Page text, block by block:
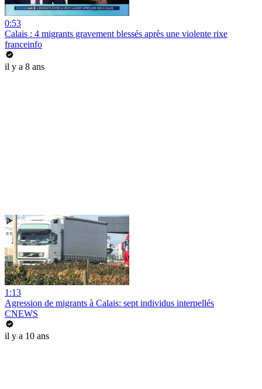
0:53
Calais : 4 migrants gravement blessés après une violente rixe
franceinfo
il y a 8 ans
1:13
Agression de migrants à Calais: sept individus interpellés
CNEWS
il y a 10 ans